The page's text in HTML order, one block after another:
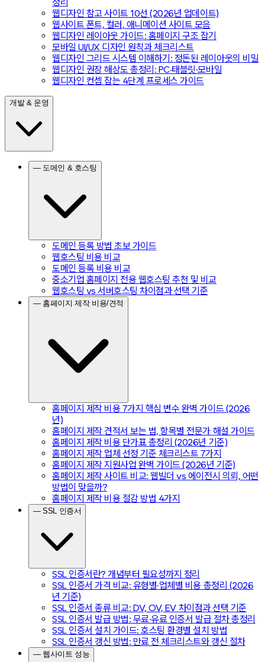
정리
웹디자인 참고 사이트 10선 (2026년 업데이트)
웹사이트 폰트, 컬러, 애니메이션 사이트 모음
웹디자인 레이아웃 가이드: 홈페이지 구조 잡기
모바일 UI/UX 디자인 원칙과 체크리스트
웹디자인 그리드 시스템 이해하기: 정돈된 레이아웃의 비밀
웹디자인 권장 해상도 총정리: PC·태블릿·모바일
웹디자인 컨셉 잡는 4단계 프로세스 가이드
개발 & 운영
— 도메인 & 호스팅
도메인 등록 방법 초보 가이드
웹호스팅 비용 비교
도메인 등록 비용 비교
중소기업 홈페이지 전용 웹호스팅 추천 및 비교
웹호스팅 vs 서버호스팅 차이점과 선택 기준
— 홈페이지 제작 비용/견적
홈페이지 제작 비용 7가지 핵심 변수 완벽 가이드 (2026
년)
홈페이지 제작 견적서 보는 법, 항목별 전문가 해설 가이드
홈페이지 제작 비용 단가표 총정리 (2026년 기준)
홈페이지 제작 업체 선정 기준 체크리스트 7가지
홈페이지 제작 지원사업 완벽 가이드 (2026년 기준)
홈페이지 제작 사이트 비교: 웹빌더 vs 에이전시 의뢰, 어떤
방법이 맞을까?
홈페이지 제작 비용 절감 방법 4가지
— SSL 인증서
SSL 인증서란? 개념부터 필요성까지 정리
SSL 인증서 가격 비교: 유형별·업체별 비용 총정리 (2026
년 기준)
SSL 인증서 종류 비교: DV, OV, EV 차이점과 선택 기준
SSL 인증서 발급 방법: 무료·유료 인증서 발급 절차 총정리
SSL 인증서 설치 가이드: 호스팅 환경별 설치 방법
SSL 인증서 갱신 방법: 만료 전 체크리스트와 갱신 절차
— 웹사이트 성능